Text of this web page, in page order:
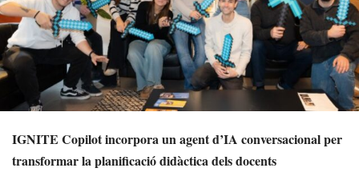
IGNITE Copilot incorpora un agent d’IA conversacional per
transformar la planificació didàctica dels docents